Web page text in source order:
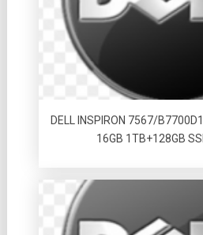
DELL INSPIRON 7567/
16GB 1TB+128GB